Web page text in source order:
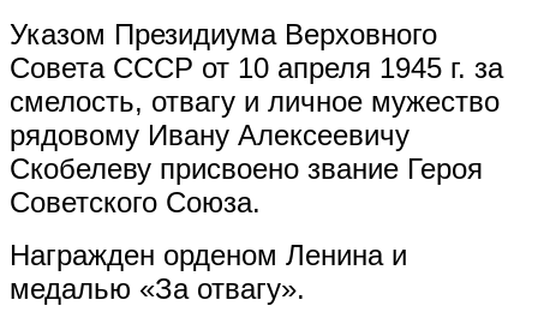
Указом Президиума Верховного
Совета СССР от 10 апреля 1945 г. за
смелость, отвагу и личное мужество
рядовому Ивану Алексеевичу
Скобелеву присвоено звание Героя
Советского Союза.
Награжден орденом Ленина и
медалью «За отвагу».